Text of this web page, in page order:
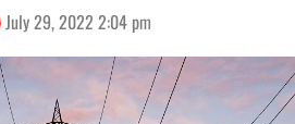
July 29, 2022 2:04 pm